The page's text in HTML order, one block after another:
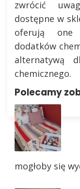
zwrócić
dostępne w
oferują one
dodatków
alternatywą
chemicznego.
Polecamy
mogłoby się